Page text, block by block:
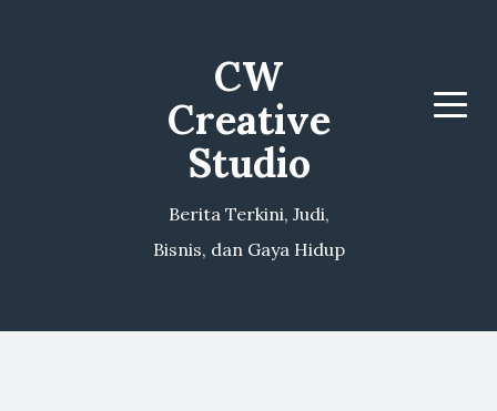
CW
Creative
Studio
Berita Terkini, Judi,
Bisnis, dan Gaya Hidup
Menu